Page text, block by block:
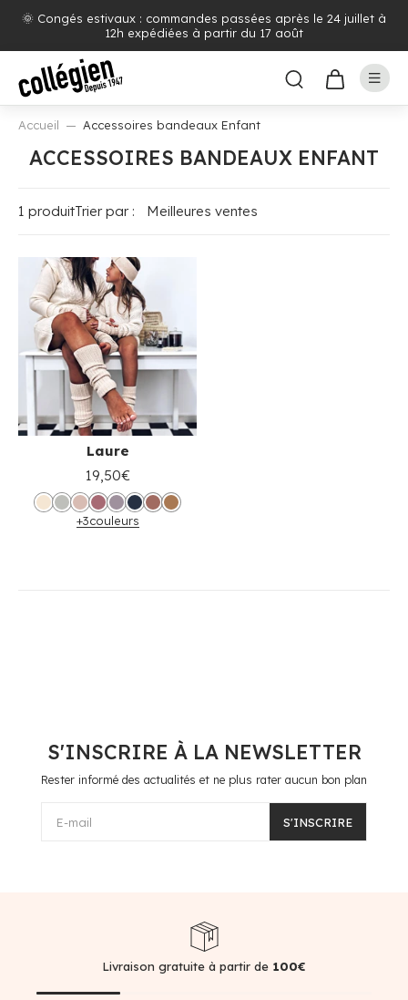
🌞 Congés estivaux : commandes passées après le 24 juillet à
12h expédiées à partir du 17 août
Accueil Accessoires bandeaux Enfant
ACCESSOIRES BANDEAUX ENFANT
1 produitTrier par :
Laure
19,50€
+3couleurs
S'INSCRIRE À LA NEWSLETTER
Rester informé des actualités et ne plus rater aucun bon plan
E-mail S'INSCRIRE
Livraison gratuite à partir de 100€